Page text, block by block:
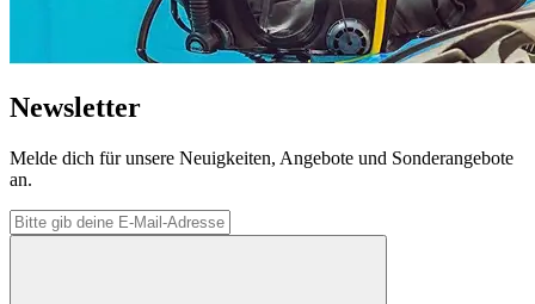
Newsletter
Melde dich für unsere Neuigkeiten, Angebote und Sonderangebote
an.